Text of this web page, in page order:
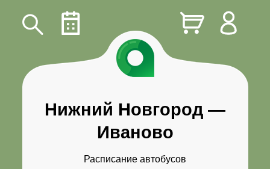
Нижний Новгород —
Иваново
Расписание автобусов